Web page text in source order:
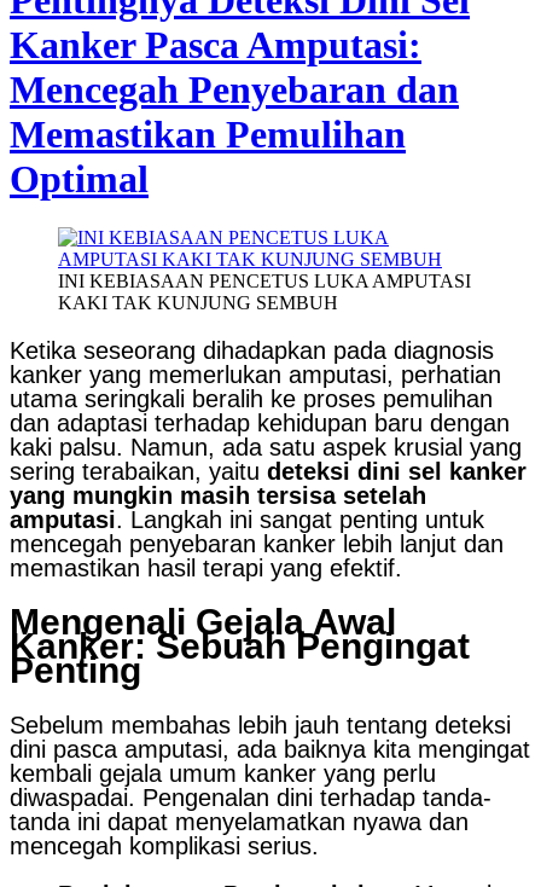
Kanker Pasca Amputasi:
Mencegah Penyebaran dan
Memastikan Pemulihan
Optimal
INI KEBIASAAN PENCETUS LUKA AMPUTASI
KAKI TAK KUNJUNG SEMBUH
Ketika seseorang dihadapkan pada diagnosis
kanker yang memerlukan amputasi, perhatian
utama seringkali beralih ke proses pemulihan
dan adaptasi terhadap kehidupan baru dengan
kaki palsu. Namun, ada satu aspek krusial yang
sering terabaikan, yaitu deteksi dini sel kanker
yang mungkin masih tersisa setelah
amputasi. Langkah ini sangat penting untuk
mencegah penyebaran kanker lebih lanjut dan
memastikan hasil terapi yang efektif.
Mengenali Gejala Awal
Kanker: Sebuah Pengingat
Penting
Sebelum membahas lebih jauh tentang deteksi
dini pasca amputasi, ada baiknya kita mengingat
kembali gejala umum kanker yang perlu
diwaspadai. Pengenalan dini terhadap tanda-
tanda ini dapat menyelamatkan nyawa dan
mencegah komplikasi serius.